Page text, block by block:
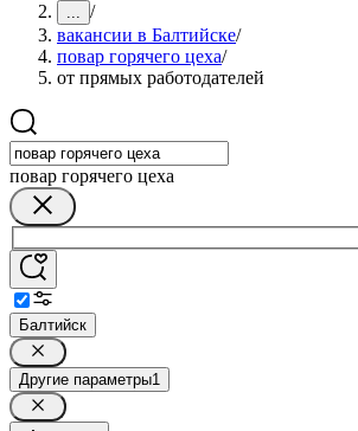
... /
вакансии в Балтийске/
повар горячего цеха/
от прямых работодателей
повар горячего цеха
Балтийск
Другие параметры1